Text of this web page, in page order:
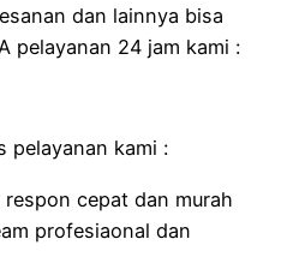
dan lainnya bisa
pelayanan 24 jam kami :
pelayanan kami :
respon cepat dan murah
profesiaonal dan